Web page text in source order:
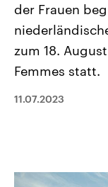
Landtagswahl
2026
Alle Informationen
Sachsen-Anhalt
September 2026
Landtag. Seit 2021
CDU, SPD und FDP
Wahlprogramme,
und Hintergründe
und Kandidaten
Audio-Archiv
der Frauen
zum 18.
Femmes statt.
11.07.2023